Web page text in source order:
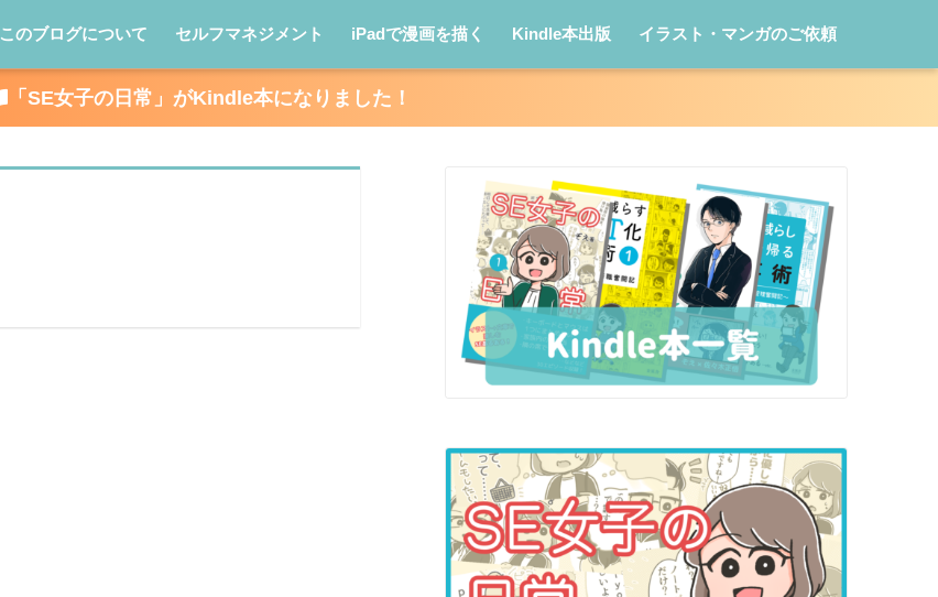
このブログについて セルフマネジメント iPadで漫画を描く Kindle本出版 イラスト・マンガのご依頼
「SE女子の日常」がKindle本になりました！